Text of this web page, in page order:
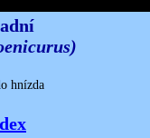
hnízda